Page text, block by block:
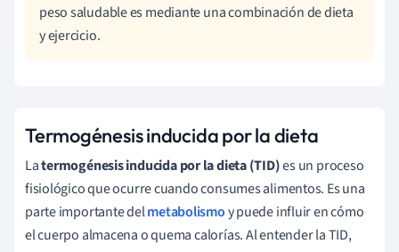
peso saludable es mediante una combinación de dieta
y ejercicio.
Termogénesis inducida por la dieta
Latermogénesis inducida por la dieta (TID)es un proceso
fisiológico que ocurre cuando consumes alimentos. Es una
parte importante delmetabolismoy puede influir en cómo
el cuerpo almacena o quema calorías. Al entender la TID,